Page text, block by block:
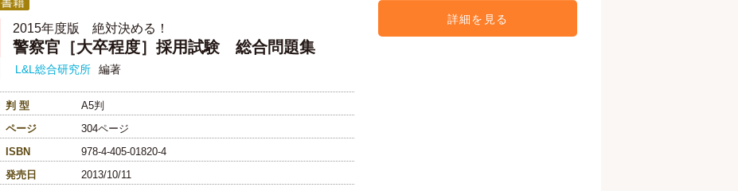
2015年度版 絶対決める！
警察官［大卒程度］採用試験 総合問題集
L&L総合研究所 編著
判 型
A5判
ページ
304ページ
ISBN
978-4-405-01820-4
発売日
2013/10/11
詳細を見る